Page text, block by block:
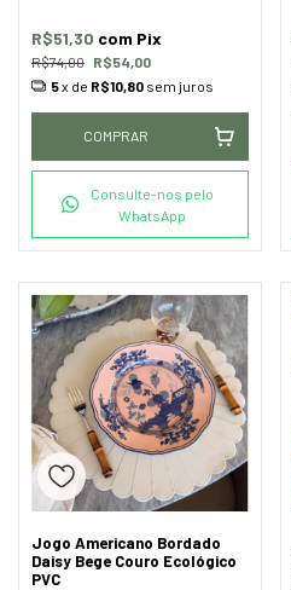
R$74,00 R$54,00
R$51,30 com Pix
5x de R$10,80 sem juros
COMPRAR
Consulte-nos pelo
WhatsApp
Jogo Americano Bordado
Daisy Bege Couro Ecológico
PVC